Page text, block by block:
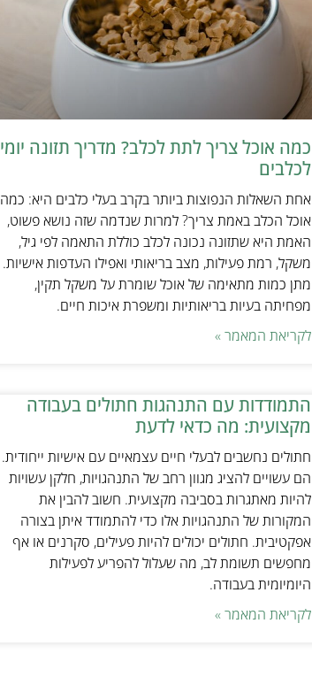
כמה אוכל צריך לתת לכלב? מדריך תזונה יומי
לכלבים
אחת השאלות הנפוצות ביותר בקרב בעלי כלבים היא: כמה
אוכל הכלב באמת צריך? למרות שנדמה שזה נושא פשוט,
האמת היא שתזונה נכונה לכלב כוללת התאמה לפי גיל,
משקל, רמת פעילות, מצב בריאותי ואפילו העדפות אישיות.
מתן כמות מתאימה של אוכל שומרת על משקל תקין,
מפחיתה בעיות בריאותיות ומשפרת איכות חיים.
לקריאת המאמר »
התמודדות עם התנהגות חתולים בעבודה
מקצועית: מה כדאי לדעת
חתולים נחשבים לבעלי חיים עצמאיים עם אישיות ייחודית.
הם עשויים להציג מגוון רחב של התנהגויות, חלקן עשויות
להיות מאתגרות בסביבה מקצועית. חשוב להבין את
המקורות של התנהגויות אלו כדי להתמודד איתן בצורה
אפקטיבית. חתולים יכולים להיות פעילים, סקרנים או אף
מחפשים תשומת לב, מה שעלול להפריע לפעילות
היומיומית בעבודה.
לקריאת המאמר »